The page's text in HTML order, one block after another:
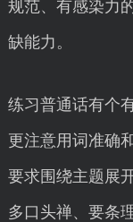
规范、有感染力
缺能力。
练习普通话有个
更注意用词准确
要求围绕主题展
多口头禅、要条